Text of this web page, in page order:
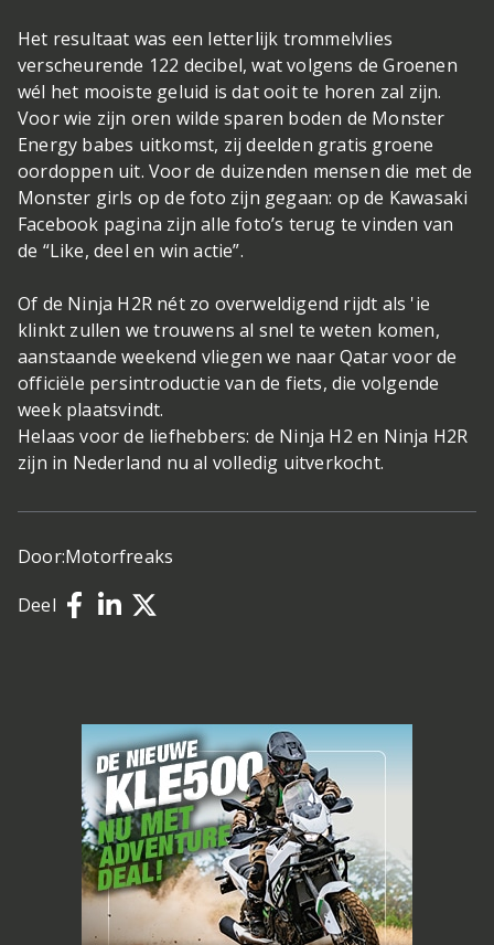
Het resultaat was een letterlijk trommelvlies
verscheurende 122 decibel, wat volgens de Groenen
wél het mooiste geluid is dat ooit te horen zal zijn.
Voor wie zijn oren wilde sparen boden de Monster
Energy babes uitkomst, zij deelden gratis groene
oordoppen uit. Voor de duizenden mensen die met de
Monster girls op de foto zijn gegaan: op de Kawasaki
Facebook pagina zijn alle foto’s terug te vinden van
de “Like, deel en win actie”.
Of de Ninja H2R nét zo overweldigend rijdt als 'ie
klinkt zullen we trouwens al snel te weten komen,
aanstaande weekend vliegen we naar Qatar voor de
officiële persintroductie van de fiets, die volgende
week plaatsvindt.
Helaas voor de liefhebbers: de Ninja H2 en Ninja H2R
zijn in Nederland nu al volledig uitverkocht.
Door:Motorfreaks
Deel